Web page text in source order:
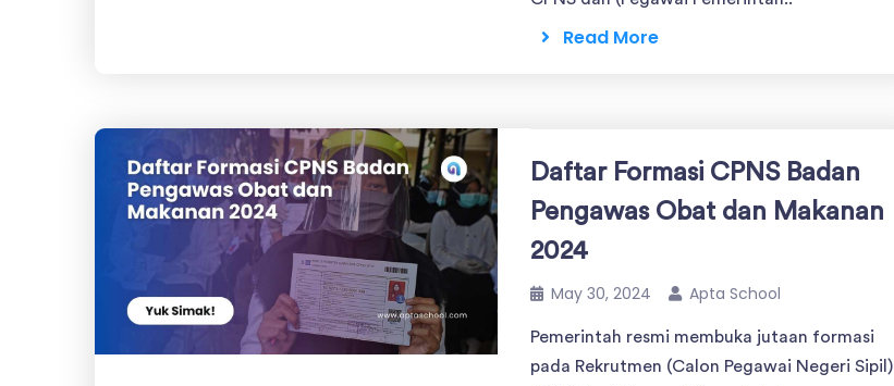
Read More
Daftar Formasi CPNS Badan
Pengawas Obat dan Makanan
2024
May 30, 2024 Apta School
Pemerintah resmi membuka jutaan formasi
pada Rekrutmen (Calon Pegawai Negeri Sipil)